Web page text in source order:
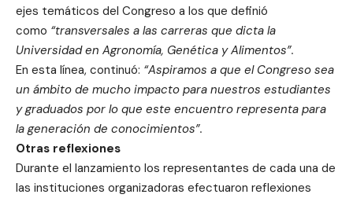
ejes temáticos del Congreso a los que definió
como “transversales a las carreras que dicta la
Universidad en Agronomía, Genética y Alimentos”.
En esta línea, continuó: “Aspiramos a que el Congreso sea
un ámbito de mucho impacto para nuestros estudiantes
y graduados por lo que este encuentro representa para
la generación de conocimientos”.
Otras reflexiones
Durante el lanzamiento los representantes de cada una de
las instituciones organizadoras efectuaron reflexiones